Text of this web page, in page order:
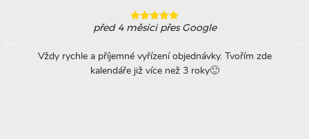
před 4 měsícipřes Google
Vždy rychle a příjemné vyřízení objednávky. Tvořím zde
kalendáře již více než 3 roky🙂